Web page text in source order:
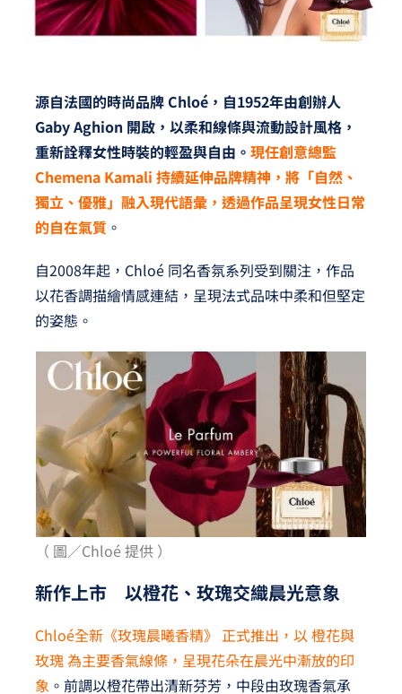
源自法國的時尚品牌 Chloé，自1952年由創辦人
Gaby Aghion 開啟，以柔和線條與流動設計風格，
重新詮釋女性時裝的輕盈與自由。 現任創意總監
Chemena Kamali 持續延伸品牌精神，將「自然、
獨立、優雅」融入現代語彙，透過作品呈現女性日常
的自在氣質。
自2008年起，Chloé 同名香氛系列受到關注，作品
以花香調描繪情感連結，呈現法式品味中柔和但堅定
的姿態。
（ 圖／Chloé 提供 ）
新作上市 以橙花、玫瑰交織晨光意象
Chloé全新《玫瑰晨曦香精》 正式推出，以 橙花與
玫瑰 為主要香氣線條，呈現花朵在晨光中漸放的印
象 。前調以橙花帶出清新芬芳，中段由玫瑰香氣承